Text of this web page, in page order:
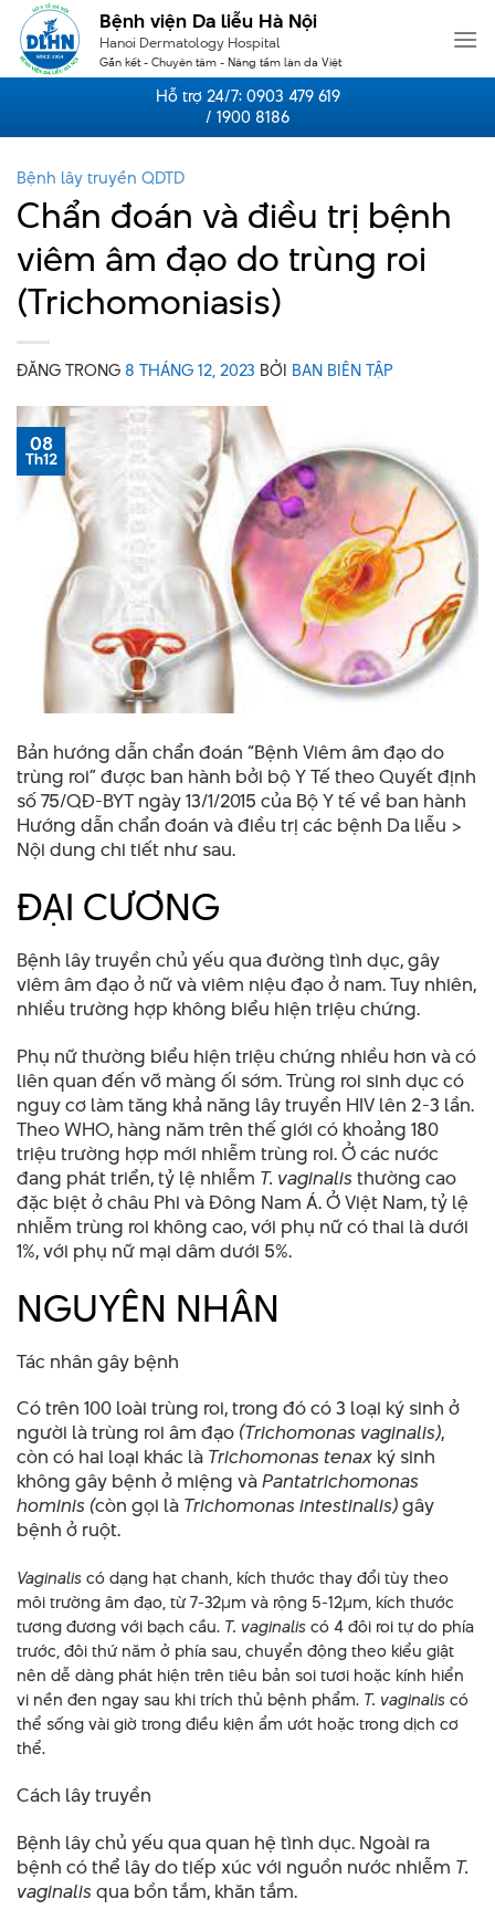
Skip
content
Bệnh viện Da liễu Hà Nội
Hanoi Dermatology Hospital
Gắn kết - Chuyên tâm - Nâng tầm làn da Việt
Hỗ trợ 24/7: 0903 479 619
/ 1900 8186
Bệnh lây truyền QDTD
Chẩn đoán và điều trị bệnh
viêm âm đạo do trùng roi
(Trichomoniasis)
ĐĂNG TRONG 8 THÁNG 12, 2023 BỞI BAN BIÊN TẬP
08
Th12
Bản hướng dẫn chẩn đoán “Bệnh Viêm âm đạo do
trùng roi” được ban hành bởi bộ Y Tế theo Quyết định
số 75/QĐ-BYT ngày 13/1/2015 của Bộ Y tế về ban hành
Hướng dẫn chẩn đoán và điều trị các bệnh Da liễu >
Nội dung chi tiết như sau.
ĐẠI CƯƠNG
Bệnh lây truyền chủ yếu qua đường tình dục, gây
viêm âm đạo ở nữ và viêm niệu đạo ở nam. Tuy nhiên,
nhiều trường hợp không biểu hiện triệu chứng.
Phụ nữ thường biểu hiện triệu chứng nhiều hơn và có
liên quan đến vỡ màng ối sớm. Trùng roi sinh dục có
nguy cơ làm tăng khả năng lây truyền HIV lên 2-3 lần.
Theo WHO, hàng năm trên thế giới có khoảng 180
triệu trường hợp mới nhiễm trùng roi. Ở các nước
đang phát triển, tỷ lệ nhiễm T. vaginalisthường cao
đặc biệt ở châu Phi và Đông Nam Á. Ở Việt Nam, tỷ lệ
nhiễm trùng roi không cao, với phụ nữ có thai là dưới
1%, với phụ nữ mại dâm dưới 5%.
NGUYÊN NHÂN
Tác nhân gây bệnh
Có trên 100 loài trùng roi, trong đó có 3 loại ký sinh ở
người là trùng roi âm đạo (Trichomonas vaginalis),
còn có hai loại khác là Trichomonas tenax ký sinh
không gây bệnh ở miệng vàPantatrichomonas
hominis (còn gọi là Trichomonas intestinalis)gây
bệnh ở ruột.
Vaginaliscó dạng hạt chanh, kích thước thay đổi tùy theo
môi trường âm đạo, từ 7-32µm và rộng 5-12µm, kích thước
tương đương với bạch cầu. T. vaginaliscó 4 đôi roi tự do phía
trước, đôi thứ năm ở phía sau, chuyển động theo kiểu giật
nên dễ dàng phát hiện trên tiêu bản soi tươi hoặc kính hiển
vi nền đen ngay sau khi trích thủ bệnh phẩm. T. vaginaliscó
thể sống vài giờ trong điều kiện ẩm ướt hoặc trong dịch cơ
thể.
Cách lây truyền
Bệnh lây chủ yếu qua quan hệ tình dục. Ngoài ra
bệnh có thể lây do tiếp xúc với nguồn nước nhiễm T.
vaginalisqua bồn tắm, khăn tắm.